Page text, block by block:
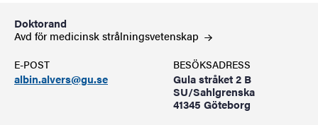
Doktorand
Avd för medicinskstrålningsvetenskap
E-POST
albin.alvers@gu.se
BESÖKSADRESS
Gula stråket 2 B
SU/Sahlgrenska
41345 Göteborg